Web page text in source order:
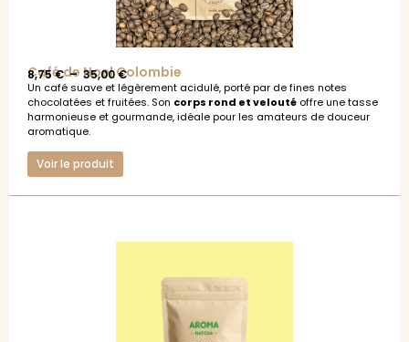
Café de Noel Colombie
8,75€– 35,00€
Un café suave et légèrement acidulé, porté par de fines notes
chocolatées et fruitées. Son corps rond et velouté offre une tasse
harmonieuse et gourmande, idéale pour les amateurs de douceur
aromatique.
Voir le produit